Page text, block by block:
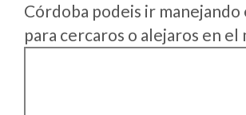
Córdoba podeis ir manejando
para cercaros o alejaros en el